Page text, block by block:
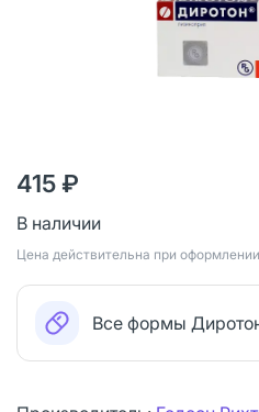
415 ₽
В наличии
Цена действительна при
Все формы